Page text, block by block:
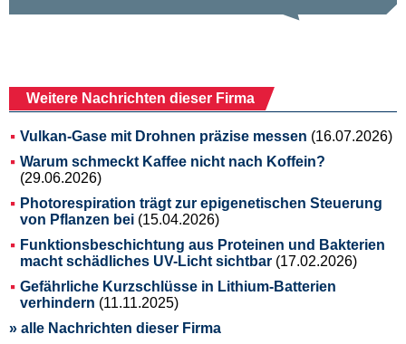
Weitere Nachrichten dieser Firma
Vulkan-Gase mit Drohnen präzise messen (16.07.2026)
Warum schmeckt Kaffee nicht nach Koffein?
(29.06.2026)
Photorespiration trägt zur epigenetischen Steuerung
von Pflanzen bei (15.04.2026)
Funktionsbeschichtung aus Proteinen und Bakterien
macht schädliches UV-Licht sichtbar (17.02.2026)
Gefährliche Kurzschlüsse in Lithium-Batterien
verhindern (11.11.2025)
» alle Nachrichten dieser Firma